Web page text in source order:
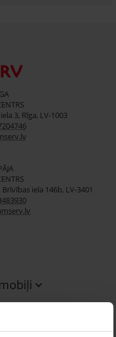
3, Rīga, LV-1003
iela 146b, LV-3401